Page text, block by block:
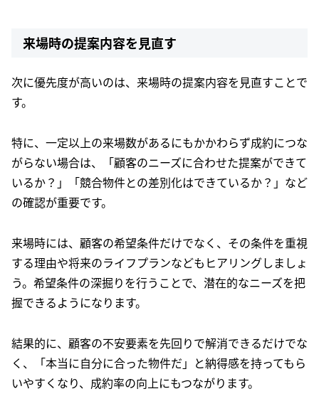
来場時の提案内容を見直す
次に優先度が高いのは、来場時の提案内容を見直すことで
す。
特に、一定以上の来場数があるにもかかわらず成約につな
がらない場合は、「顧客のニーズに合わせた提案ができて
いるか？」「競合物件との差別化はできているか？」など
の確認が重要です。
来場時には、顧客の希望条件だけでなく、その条件を重視
する理由や将来のライフプランなどもヒアリングしましょ
う。希望条件の深掘りを行うことで、潜在的なニーズを把
握できるようになります。
結果的に、顧客の不安要素を先回りで解消できるだけでな
く、「本当に自分に合った物件だ」と納得感を持ってもら
いやすくなり、成約率の向上にもつながります。